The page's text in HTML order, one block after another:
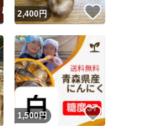
いいね！
2,400円 いいね！
いいね！
1,500円